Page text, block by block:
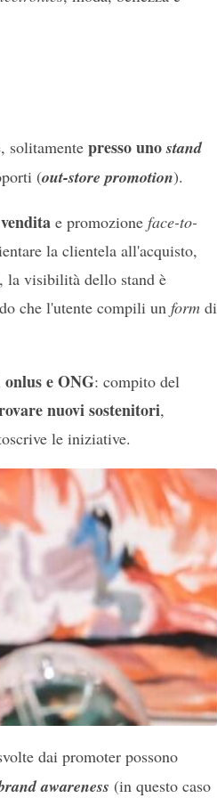
solitamentepresso unostand
(out-store promotion).
e promozione face-to-
la clientela all'acquisto,
la visibilità dello stand è
che l'utente compili un formdi
onlus e ONG: compito del
nuovi sostenitori,
le iniziative.
dai promoter possono
awareness (in questo caso